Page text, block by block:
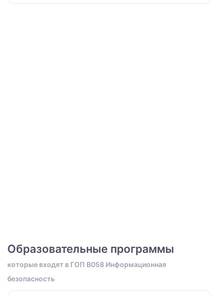
Образовательные программы
которые входят в ГОП B058 Информационная
безопасность